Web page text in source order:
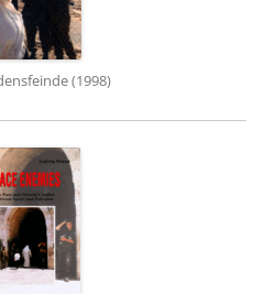
(1998)